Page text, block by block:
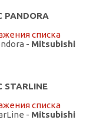
списка
- Mitsubishi
списка
- Mitsubishi